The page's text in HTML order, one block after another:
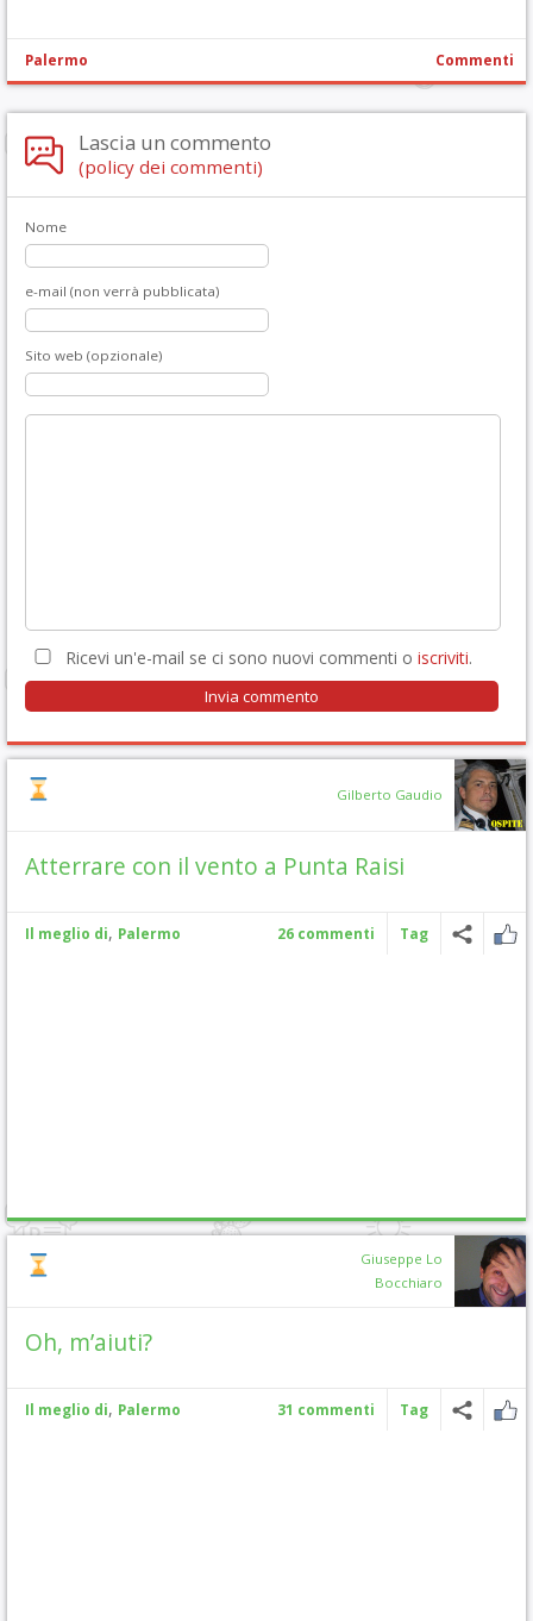
Palermo Commenti
Lascia un commento
(policy dei commenti)
Nome
e-mail (non verrà pubblicata)
Sito web (opzionale)
Ricevi un'e-mail se ci sono nuovi commenti o iscriviti.
Gilberto Gaudio
Atterrare con il vento a Punta Raisi
Il meglio di, Palermo 26 commenti Tag
Giuseppe Lo
Bocchiaro
Oh, m’aiuti?
Il meglio di, Palermo 31 commenti Tag